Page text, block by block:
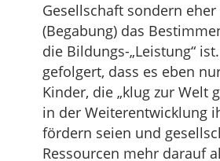
Gesellschaft sondern eher
(Begabung) das
die Bildungs-„Leistung“
gefolgert, dass es eben
Kinder, die „klug zur Welt
in der Weiterentwicklung
fördern seien und
Ressourcen mehr darauf